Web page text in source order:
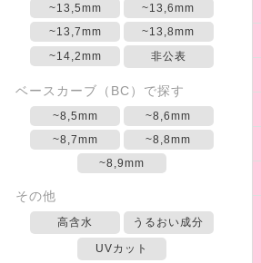
~13,5mm
~13,6mm
~13,7mm
~13,8mm
~14,2mm
非公表
ベースカーブ（BC）で探す
~8,5mm
~8,6mm
~8,7mm
~8,8mm
~8,9mm
その他
高含水 うるおい成分
UVカット